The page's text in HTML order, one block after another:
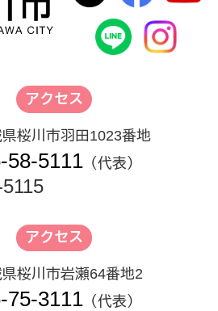
桜川市公
アクセス
桜川市羽田1023番地
58-5111 （代表）
アクセス
桜川市岩瀬64番地2
75-3111 （代表）